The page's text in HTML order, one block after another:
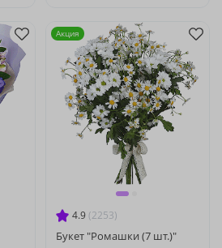
4.9 (2253)
Букет "Ромашки (7 шт.)"
Акция